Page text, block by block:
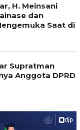
H. Meinsani
dan
Saat di
Supratman
Anggota DPRD